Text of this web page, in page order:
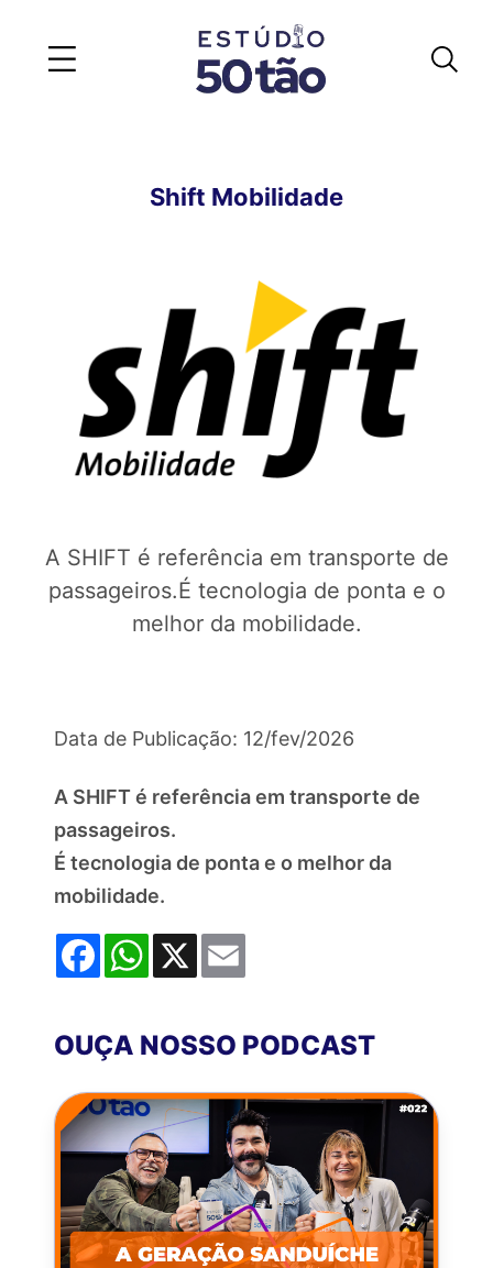
Shift Mobilidade
A SHIFT é referência em transporte de
passageiros.É tecnologia de ponta e o
melhor da mobilidade.
Data de Publicação: 12/fev/2026
A SHIFT é referência em transporte de
passageiros.
É tecnologia de ponta e o melhor da
mobilidade.
FacebookWhatsApp
X
OUÇA NOSSO PODCAST